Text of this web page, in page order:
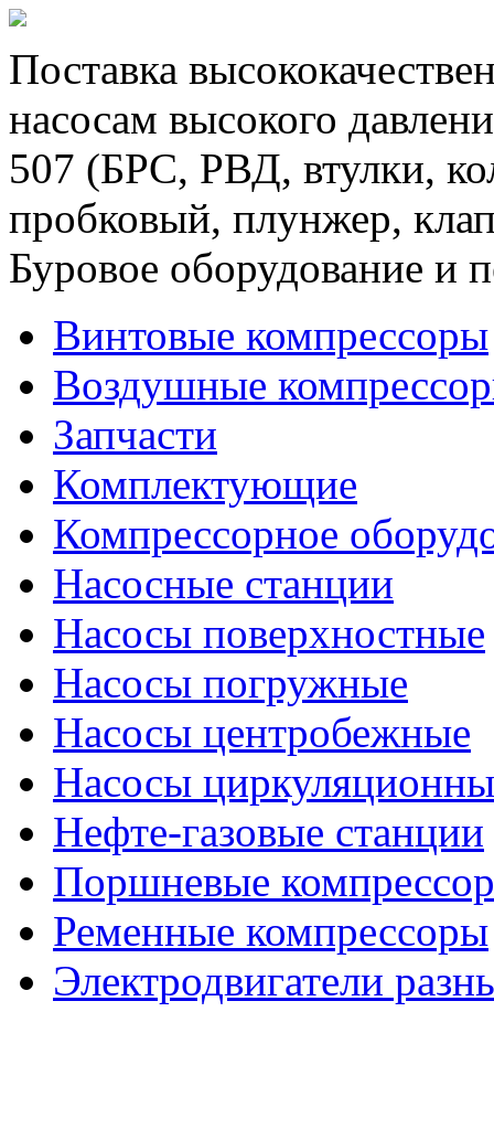
Поставка
насосам высокого
507 (БРС, РВД, втулки,
пробковый, плунжер,
Буровое оборудование и
Винтовые компрессоры
Воздушные
Запчасти
Комплектующие
Компрессорное
Насосные станции
Насосы поверхностные
Насосы погружные
Насосы центробежные
Насосы
Нефте-газовые станции
Поршневые
Ременные компрессоры
Электродвигатели